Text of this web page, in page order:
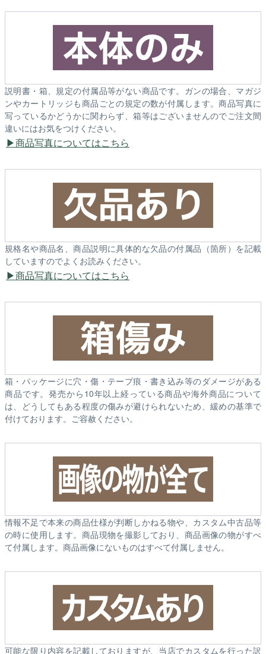
説明書・箱、規定の付属品等がない商品です。ガンの場合、マガジ
ンやカートリッジも商品ごとの規定の数が付属します。商品写真に
写っているかどうかに関わらず、箱等はございませんのでご注文間
違いにはお気をつけください。
商品写真についてはこちら
規格名や商品名、商品説明に具体的な欠品の付属品（箇所）を記載
していますのでよくお読みください。
商品写真についてはこちら
箱・パッケージに穴・傷・テープ痕・書き込み等のダメージがある
商品です。発売から10年以上経っている商品や海外商品について
は、どうしてもある程度の傷みが避けられないため、緩めの基準で
付けております。ご容赦ください。
情報不足で本来の商品仕様が判断しかねる物や、カスタム中古品等
の時に使用します。商品現物を撮影しており、商品画像の物がすべ
て付属します。商品画像にないものはすべて付属しません。
可能な限り内容を記載しておりますが、当店でカスタムを行った訳